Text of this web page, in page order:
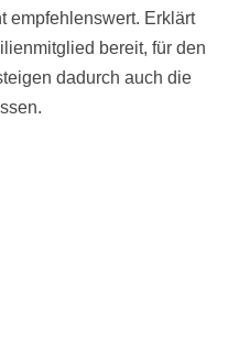
empfehlenswert. Erklärt
bereit, für den
dadurch auch die